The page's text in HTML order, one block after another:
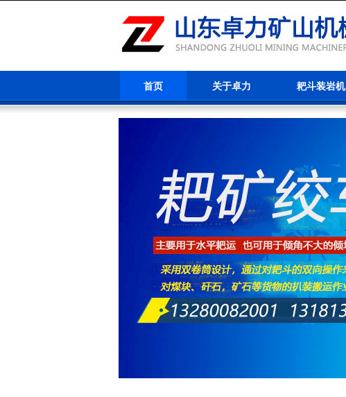
首页 关于卓力 耙斗装岩机